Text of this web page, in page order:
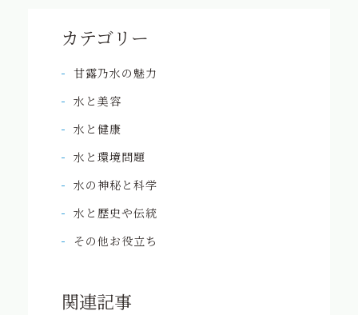
カテゴリー
甘露乃水の魅力
水と美容
水と健康
水と環境問題
水の神秘と科学
水と歴史や伝統
その他お役立ち
関連記事